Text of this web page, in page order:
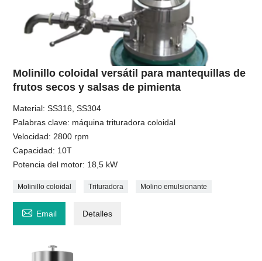
Molinillo coloidal versátil para mantequillas de
frutos secos y salsas de pimienta
Material: SS316, SS304
Palabras clave: máquina trituradora coloidal
Velocidad: 2800 rpm
Capacidad: 10T
Potencia del motor: 18,5 kW
Molinillo coloidal Trituradora Molino emulsionante
 Email Detalles